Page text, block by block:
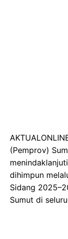
(Pemprov)
dihimpun
Sidang
Sumut di